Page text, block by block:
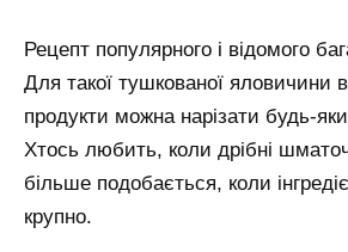
Рецепт популярного і відомого
Для такої тушкованої яловичини
продукти можна нарізати будь-
Хтось любить, коли дрібні
більше подобається, коли
крупно.